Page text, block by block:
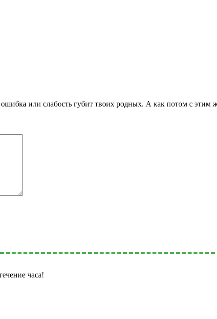
или слабость губит твоих родных. А как потом с этим
часа!